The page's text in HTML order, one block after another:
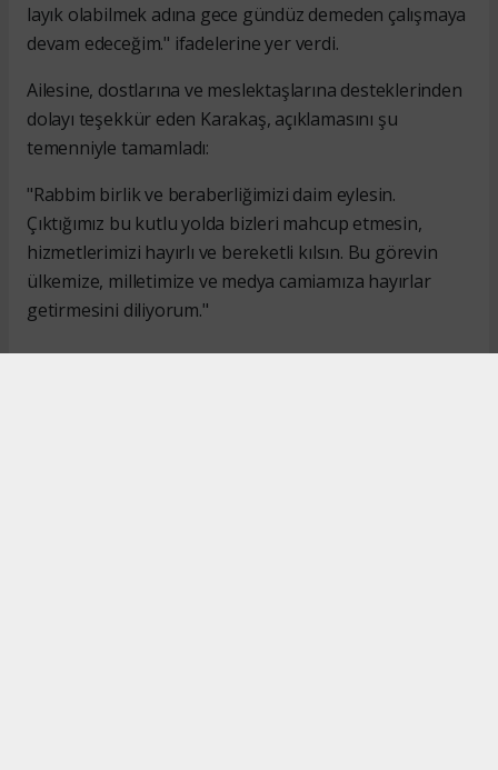
layık olabilmek adına gece gündüz demeden çalışmaya
devam edeceğim." ifadelerine yer verdi.
Ailesine, dostlarına ve meslektaşlarına desteklerinden
dolayı teşekkür eden Karakaş, açıklamasını şu
temenniyle tamamladı:
"Rabbim birlik ve beraberliğimizi daim eylesin.
Çıktığımız bu kutlu yolda bizleri mahcup etmesin,
hizmetlerimizi hayırlı ve bereketli kılsın. Bu görevin
ülkemize, milletimize ve medya camiamıza hayırlar
getirmesini diliyorum."